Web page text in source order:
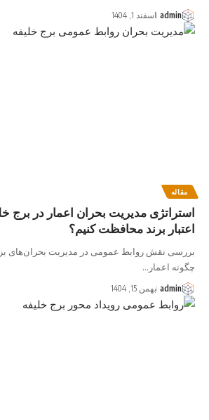
admin اسفند 1, 1404
مقاله
استراتژی مدیریت بحران اعمار در برج
اعتبار برند محافظت کنیم؟
بررسی نقش روابط عمومی در مدیریت بحران‌های
چگونه اعمار…
admin بهمن 15, 1404